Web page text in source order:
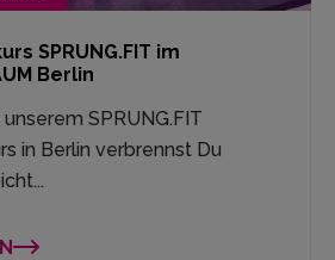
SPRUNG.FIT im
Berlin
SPRUNG.FIT
in Berlin verbrennst Du